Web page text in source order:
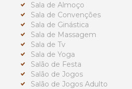
Sala de Almoço
Sala de Convenções
Sala de Ginástica
Sala de Massagem
Sala de Tv
Sala de Yoga
Salão de Festa
Salão de Jogos
Salão de Jogos Adulto